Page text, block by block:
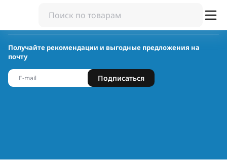
Получайте рекомендации и выгодные предложения на
почту
Подписаться